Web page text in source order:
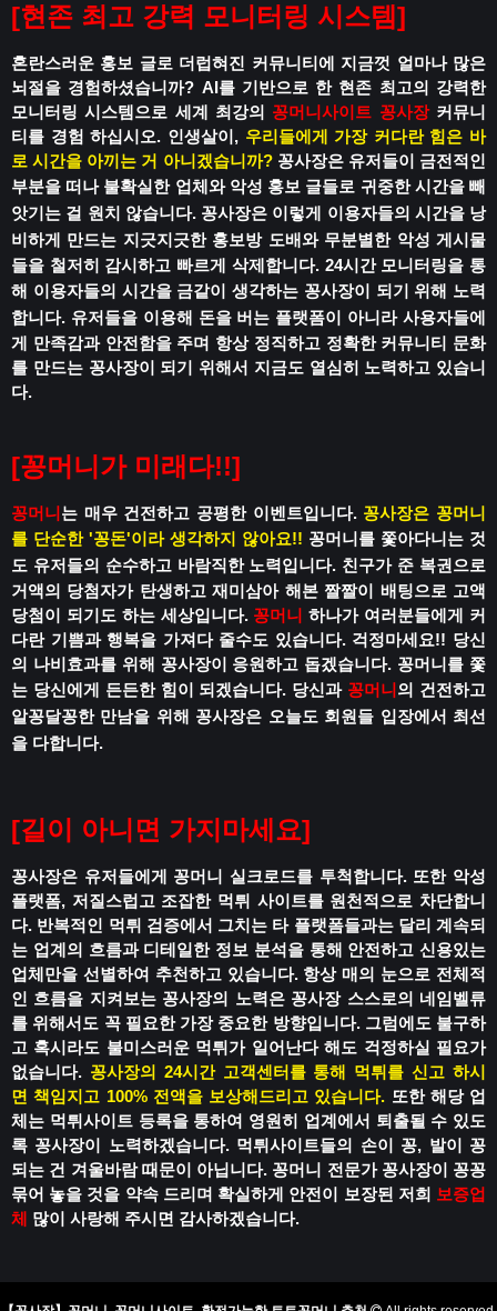
[현존 최고 강력 모니터링 시스템]
혼란스러운 홍보 글로 더럽혀진 커뮤니티에 지금껏 얼마나 많은
뇌절을 경험하셨습니까? AI를 기반으로 한 현존 최고의 강력한
모니터링 시스템으로 세계 최강의 꽁머니사이트 꽁사장커뮤니
티를 경험 하십시오. 인생살이, 우리들에게 가장 커다란 힘은 바
로 시간을 아끼는 거 아니겠습니까? 꽁사장은 유저들이 금전적인
부분을 떠나 불확실한 업체와 악성 홍보 글들로 귀중한 시간을 빼
앗기는 걸 원치 않습니다. 꽁사장은 이렇게 이용자들의 시간을 낭
비하게 만드는 지긋지긋한 홍보방 도배와 무분별한 악성 게시물
들을 철저히 감시하고 빠르게 삭제합니다. 24시간 모니터링을 통
해 이용자들의 시간을 금같이 생각하는 꽁사장이 되기 위해 노력
합니다. 유저들을 이용해 돈을 버는 플랫폼이 아니라 사용자들에
게 만족감과 안전함을 주며 항상 정직하고 정확한 커뮤니티 문화
를 만드는 꽁사장이 되기 위해서 지금도 열심히 노력하고 있습니
다.
[꽁머니가 미래다!!]
꽁머니 는 매우 건전하고 공평한 이벤트입니다. 꽁사장은 꽁머니
를 단순한 '꽁돈'이라 생각하지 않아요!! 꽁머니를 쫓아다니는 것
도 유저들의 순수하고 바람직한 노력입니다. 친구가 준 복권으로
거액의 당첨자가 탄생하고재미삼아 해본 짤짤이 배팅으로 고액
당첨이 되기도 하는 세상입니다. 꽁머니 하나가 여러분들에게 커
다란 기쁨과 행복을 가져다 줄수도 있습니다. 걱정마세요!! 당신
의 나비효과를 위해 꽁사장이 응원하고 돕겠습니다. 꽁머니를 쫓
는 당신에게 든든한 힘이 되겠습니다. 당신과 꽁머니 의 건전하고
알꽁달꽁한 만남을 위해 꽁사장은 오늘도 회원들 입장에서 최선
을 다합니다.
[길이 아니면 가지마세요]
꽁사장은 유저들에게 꽁머니 실크로드를 투척합니다. 또한 악성
플랫폼, 저질스럽고 조잡한 먹튀 사이트를 원천적으로 차단합니
다. 반복적인 먹튀 검증에서 그치는 타 플랫폼들과는 달리 계속되
는 업계의 흐름과 디테일한 정보 분석을 통해 안전하고 신용있는
업체만을 선별하여 추천하고 있습니다. 항상 매의 눈으로 전체적
인 흐름을 지켜보는 꽁사장의 노력은 꽁사장 스스로의 네임벨류
를 위해서도 꼭 필요한 가장 중요한 방향입니다. 그럼에도 불구하
고 혹시라도 불미스러운 먹튀가 일어난다 해도 걱정하실 필요가
없습니다. 꽁사장의 24시간 고객센터를 통해 먹튀를 신고 하시
면책임지고 100% 전액을 보상해드리고 있습니다. 또한 해당 업
체는 먹튀사이트 등록을 통하여 영원히 업계에서 퇴출될 수 있도
록 꽁사장이 노력하겠습니다. 먹튀사이트들의 손이 꽁, 발이 꽁
되는 건 겨울바람 때문이 아닙니다. 꽁머니 전문가 꽁사장이 꽁꽁
묶어 놓을 것을 약속 드리며 확실하게 안전이 보장된 저희 보증업
체
많이 사랑해 주시면 감사하겠습니다.